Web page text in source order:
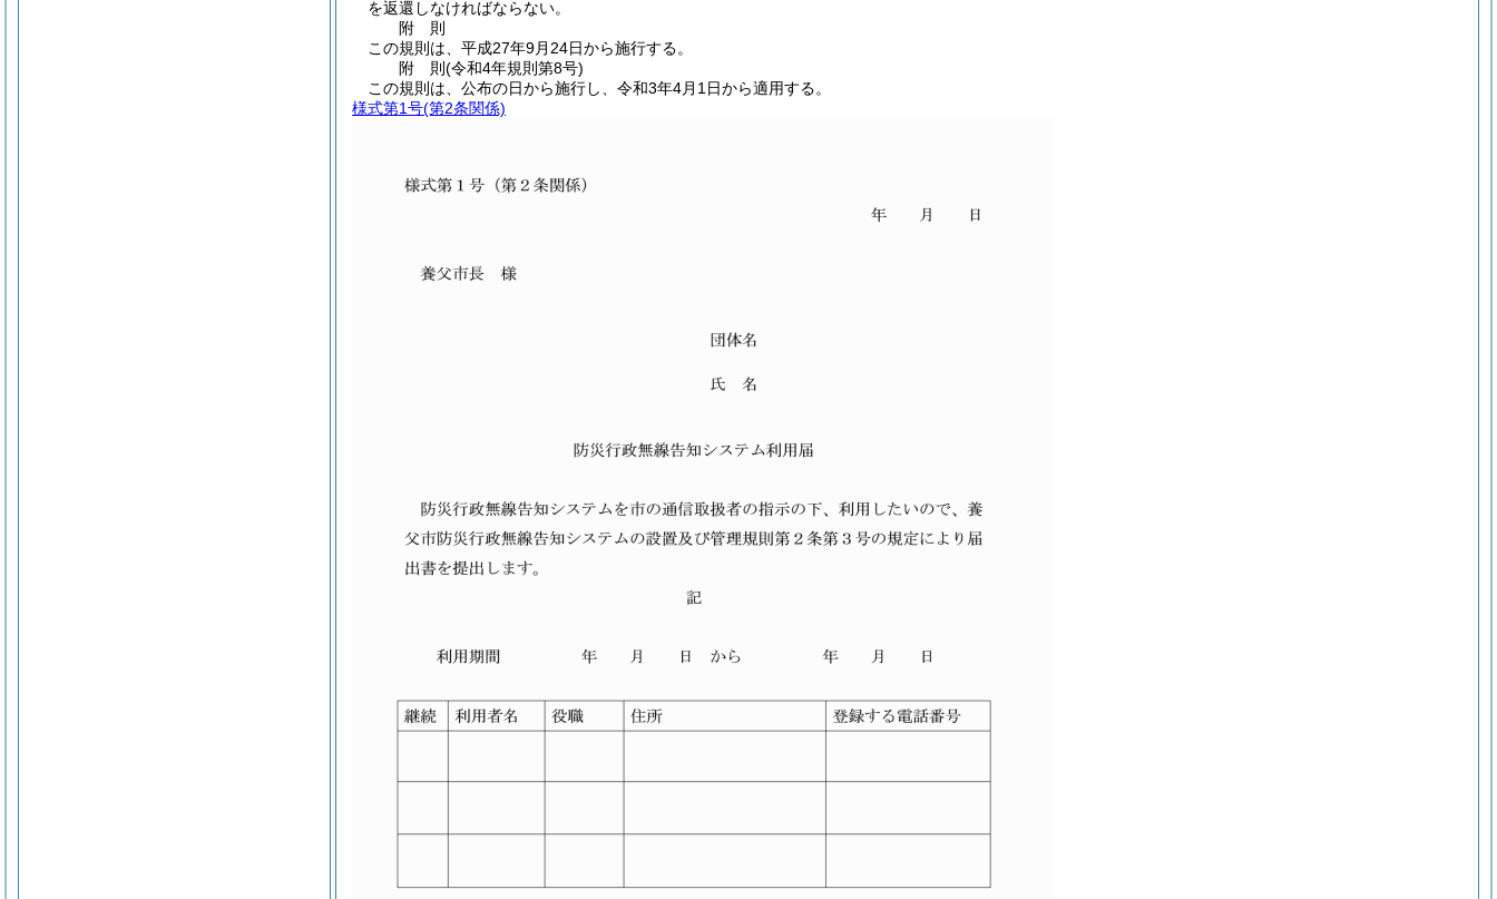
を返還しなければならない。
附 則
この規則は、平成27年9月24日から施行する。
附 則(令和4年規則第8号)
この規則は、公布の日から施行し、令和3年4月1日から適用する。
様式第1号(第2条関係)